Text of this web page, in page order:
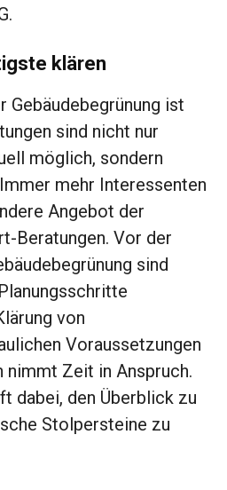
klären
Gebäudebegrünung ist
sind nicht nur
möglich, sondern
mehr Interessenten
Angebot der
Beratungen. Vor der
sind
von
Voraussetzungen
nimmt Zeit in Anspruch.
dabei, den Überblick zu
Stolpersteine zu